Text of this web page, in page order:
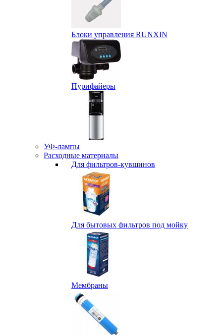
Блоки управления RUNXIN
Пурифайеры
УФ-лампы
Расходные материалы
Для фильтров-кувшинов
Для бытовых фильтров под мойку
Мембраны